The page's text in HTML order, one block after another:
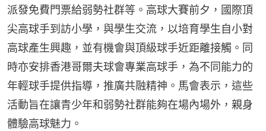
派發免費門票給弱勢社群等。高球大賽前夕，國際頂
尖高球手到訪小學，與學生交流，以培育學生自小對
高球產生興趣，並有機會與頂級球手近距離接觸。同
時亦安排香港哥爾夫球會專業高球手，為不同能力的
年輕球手提供指導，推廣共融精神。馬會表示，這些
活動旨在讓青少年和弱勢社群能夠在場內場外，親身
體驗高球魅力。